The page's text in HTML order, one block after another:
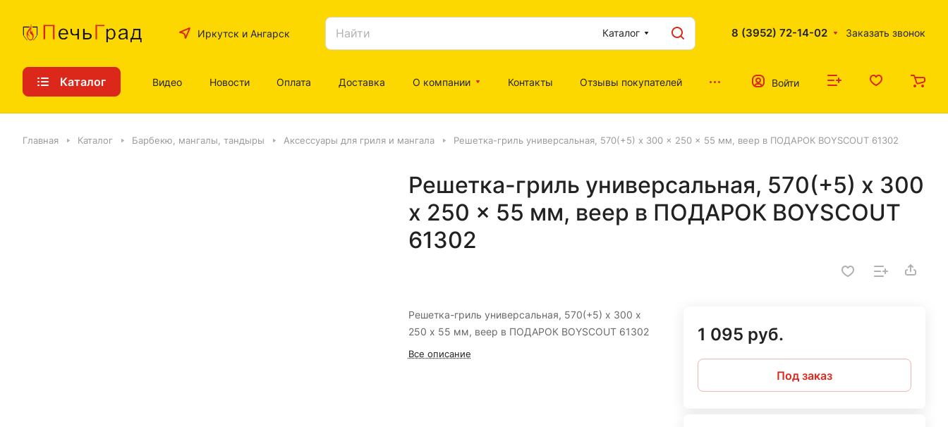
Иркутск и Ангарск Каталог 8 (3952) 72-14-02 Заказать звонок
Каталог Видео Новости Оплата Доставка О компании Контакты Отзывы покупателей Войти
Главная Каталог Барбекю, мангалы, тандыры Аксессуары для гриля и мангала Решетка-гриль универсальная, 570(+5) x 300 x 250 x 55 мм, веер в ПОДАРОК BOYSCOUT 61302
Решетка-гриль универсальная, 570(+5) x 300
x 250 x 55 мм, веер в ПОДАРОК BOYSCOUT
61302
Решетка-гриль универсальная, 570(+5) x 300 x
250 x 55 мм, веер в ПОДАРОК BOYSCOUT 61302
Все описание
1 095 руб.
Под заказ